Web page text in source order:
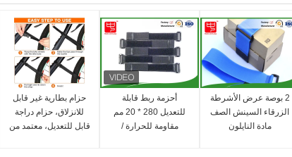
حزام بطارية غير قابل
للانزلاق، حزام دراجة
قابل للتعديل، معتمد من
أحزمة ربط قابلة
للتعديل 280 * 20 مم
مقاومة للحرارة /
2 بوصة عرض الأشرطة
الزرقاء السينش الصف
مادة النايلون